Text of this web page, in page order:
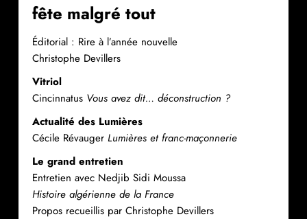
fête malgré tout
Éditorial : Rire à l’année nouvelle
Christophe Devillers
Vitriol
Cincinnatus Vous avez dit… déconstruction ?
Actualité des Lumières
Cécile Révauger Lumières et franc-maçonnerie
Le grand entretien
Entretien avec Nedjib Sidi Moussa
Histoire algérienne de la France
Propos recueillis par Christophe Devillers